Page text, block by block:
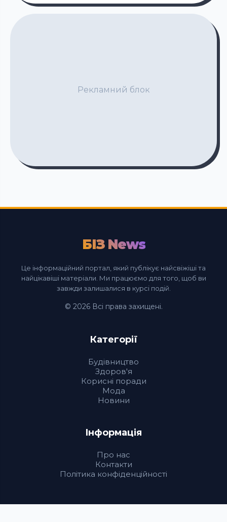
Рекламний блок
БІЗ News
Це інформаційний портал, який публікує найсвіжіші та
найцікавіші матеріали. Ми працюємо для того, щоб ви
завжди залишалися в курсі подій.
© 2026 Всі права захищені.
Категорії
Будівництво
Здоров'я
Корисні поради
Мода
Новини
Інформація
Про нас
Контакти
Політика конфіденційності